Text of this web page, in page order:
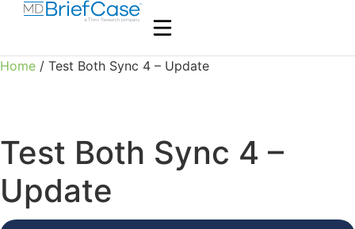
Home / Test Both Sync 4 – Update
Test Both Sync 4 –
Update